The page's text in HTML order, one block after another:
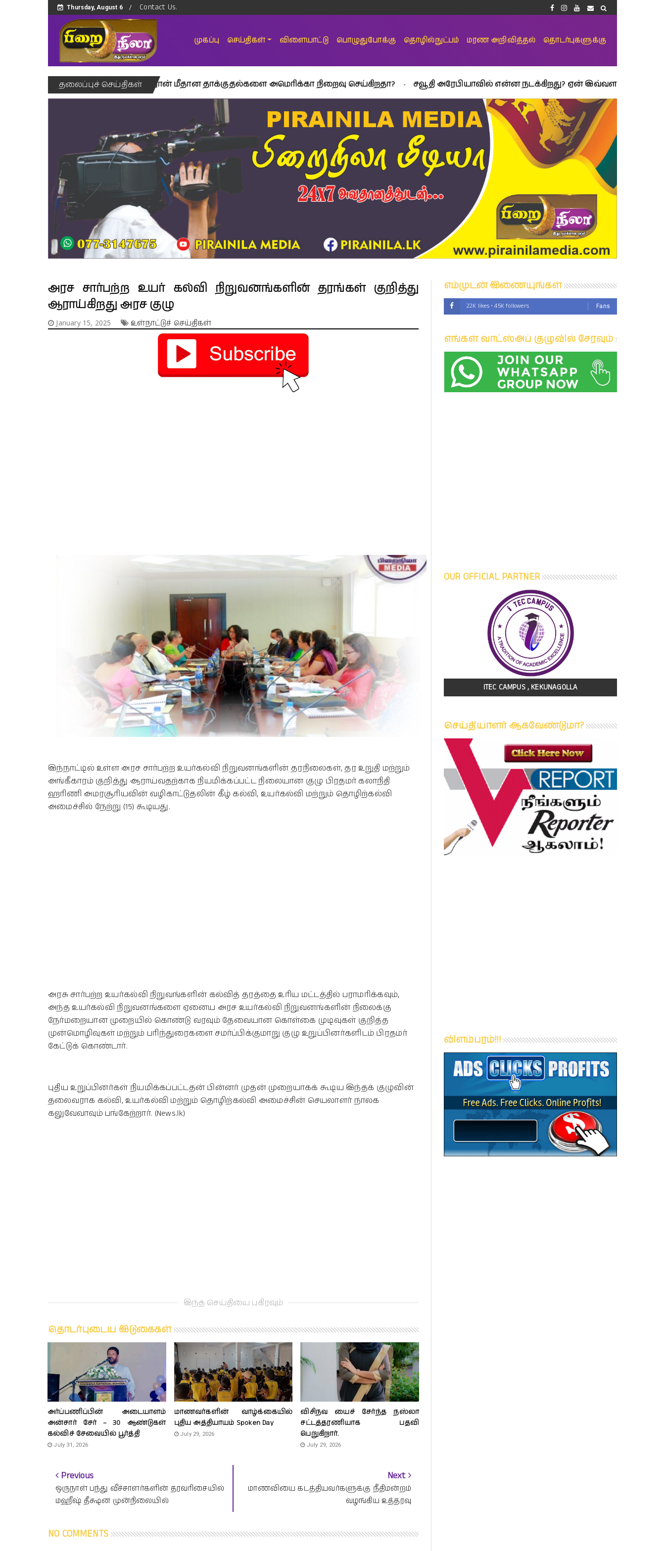
Thursday, August 6 Contact Us.
முகப்பு செய்திகள் விளையாட்டு பொழுதுபோக்கு தொழில்நுட்பம் மரண அறிவித்தல் தொடர்புகளுக்கு
தலைப்புச் செய்திகள்
பூர்த்தி ஈரான் மீதான தாக்குதல்களை அமெரிக்கா நிறைவு செய்கிறதா? சவூதி அரேபியாவில் என்ன நடக்கிறது? ஏன் இவ்வளவு பயம்? 2030 இன்
அரச சார்பற்ற உயர் கல்வி நிறுவனங்களின் தரங்கள் குறித்து
ஆராய்கிறது அரச குழு
January 15, 2025 உள்நாட்டுச் செய்திகள்
இந்நாட்டில் உள்ள அரச சார்பற்ற உயர்கல்வி நிறுவனங்களின் தரநிலைகள், தர உறுதி மற்றும்
அங்கீகாரம் குறித்து ஆராய்வதற்காக நியமிக்கப்பட்ட நிலையான குழு பிரதமர் கலாநிதி
ஹரிணி அமரசூரியவின் வழிகாட்டுதலின் கீழ் கல்வி, உயர்கல்வி மற்றும் தொழிற்கல்வி
அமைச்சில் நேற்று (15) கூடியது.
அரசு சார்பற்ற உயர்கல்வி நிறுவங்களின் கல்வித் தரத்தை உரிய மட்டத்தில் பராமரிக்கவும்,
அந்த உயர்கல்வி நிறுவனங்களை ஏனைய அரச உயர்கல்வி நிறுவனங்களின் நிலைக்கு
நேர்மறையான முறையில் கொண்டு வரவும் தேவையான கொள்கை முடிவுகள் குறித்த
முன்மொழிவுகள் மற்றும் பரிந்துரைகளை சமர்ப்பிக்குமாறு குழு உறுப்பினர்களிடம் பிரதமர்
கேட்டுக் கொண்டார்.
புதிய உறுப்பினர்கள் நியமிக்கப்பட்டதன் பின்னர் முதன் முறையாகக் கூடிய இந்தக் குழுவின்
தலைவராக கல்வி, உயர்கல்வி மற்றும் தொழிற்கல்வி அமைச்சின் செயலாளர் நாலக
கலுவேவாவும் பங்கேற்றார். (News.lk)
இந்த செய்தியை பகிரவும்
தொடர்புடைய இடுகைகள்
அர்ப்பணிப்பின் அடையாளம்
அன்சார் சேர் – 30 ஆண்டுகள்
கல்விச் சேவையில் பூர்த்தி
July 31, 2026
மாணவர்களின் வாழ்க்கையில்
புதிய அத்தியாயம் Spoken Day
July 29, 2026
விசிநவ யைச் சேர்ந்த நஸ்லா
சட்டத்தரணியாக பதவி
பெறுகிறார்.
July 29, 2026
Previous
ஒருநாள் பந்து வீச்சாளர்களின் தரவரிசையில்
மஹீஷ் தீக்ஷன முன்நிலையில்
Next
மாணவியை கடத்தியவர்களுக்கு நீதிமன்றம்
வழங்கிய உத்தரவு
NO COMMENTS
எம்முடன் இணையுங்கள்
22K likes • 45K followers Fans
எங்கள் வாட்ஸ்அப் குழுவில் சேரவும்
OUR OFFICIAL PARTNER
ITEC CAMPUS , KEKUNAGOLLA
செய்தியாளர் ஆகவேண்டுமா?
விளம்பரம்!!!